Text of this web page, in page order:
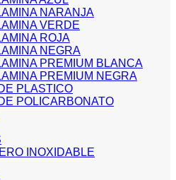
NARANJA
VERDE
ROJA
NEGRA
PREMIUM BLANCA
PREMIUM NEGRA
PLASTICO
POLICARBONATO
INOXIDABLE